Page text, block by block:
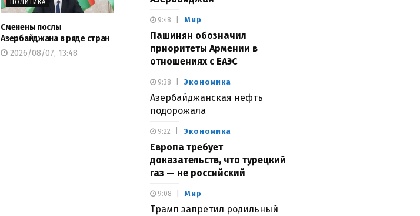
ПОЛИТИКА
Сменены послы
Азербайджана в ряде стран
2026/08/07, 13:48
Мир
Пашинян обозначил
приоритеты Армении в
отношениях с ЕАЭС
9:48
Экономика
Азербайджанская нефть
подорожала
9:38
Экономика
Европа требует
доказательств, что турецкий
газ — не российский
9:22
Мир
Трамп запретил родильный
9:08